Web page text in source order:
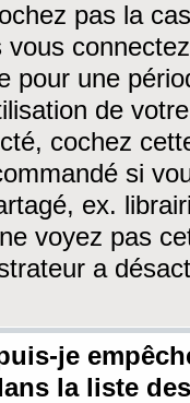
pas la
vous
pour une
de
cochez
si
ex.
voyez pas
a
je
la liste